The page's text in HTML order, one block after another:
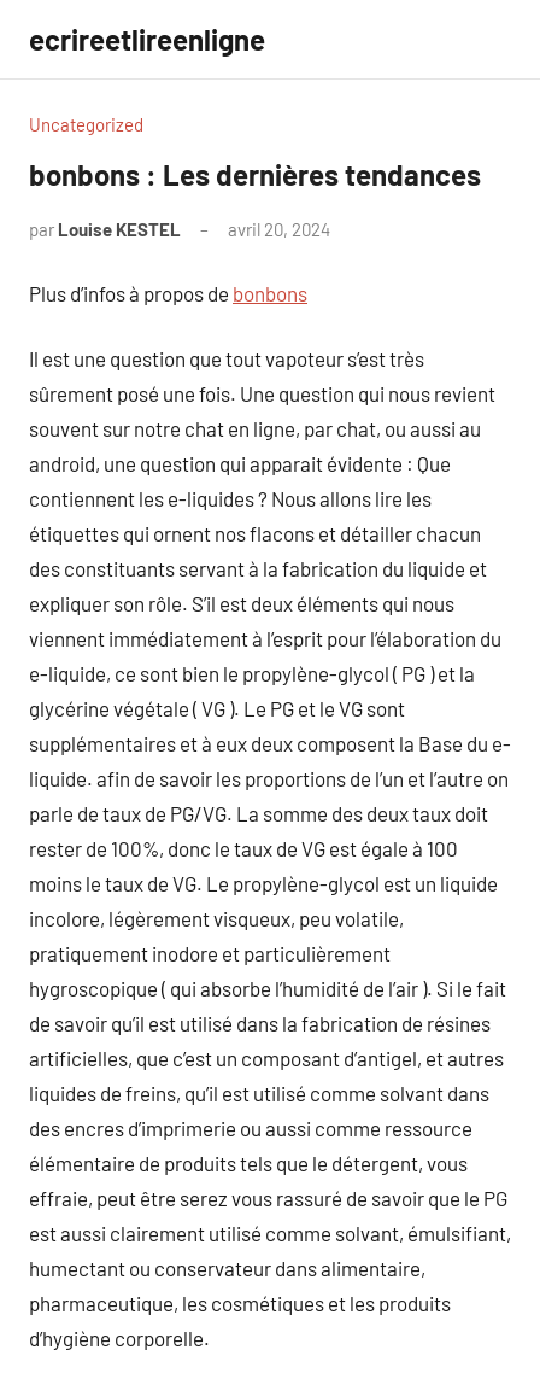
contenu
ecrireetlireenligne
Uncategorized
bonbons : Les dernières tendances
par Louise KESTEL avril 20, 2024
Plus d’infos à propos de bonbons
Il est une question que tout vapoteur s’est très
sûrement posé une fois. Une question qui nous revient
souvent sur notre chat en ligne, par chat, ou aussi au
android, une question qui apparait évidente : Que
contiennent les e-liquides ? Nous allons lire les
étiquettes qui ornent nos flacons et détailler chacun
des constituants servant à la fabrication du liquide et
expliquer son rôle. S’il est deux éléments qui nous
viennent immédiatement à l’esprit pour l’élaboration du
e-liquide, ce sont bien le propylène-glycol ( PG ) et la
glycérine végétale ( VG ). Le PG et le VG sont
supplémentaires et à eux deux composent la Base du e-
liquide. afin de savoir les proportions de l’un et l’autre on
parle de taux de PG/VG. La somme des deux taux doit
rester de 100%, donc le taux de VG est égale à 100
moins le taux de VG. Le propylène-glycol est un liquide
incolore, légèrement visqueux, peu volatile,
pratiquement inodore et particulièrement
hygroscopique ( qui absorbe l’humidité de l’air ). Si le fait
de savoir qu’il est utilisé dans la fabrication de résines
artificielles, que c’est un composant d’antigel, et autres
liquides de freins, qu’il est utilisé comme solvant dans
des encres d’imprimerie ou aussi comme ressource
élémentaire de produits tels que le détergent, vous
effraie, peut être serez vous rassuré de savoir que le PG
est aussi clairement utilisé comme solvant, émulsifiant,
humectant ou conservateur dans alimentaire,
pharmaceutique, les cosmétiques et les produits
d’hygiène corporelle.